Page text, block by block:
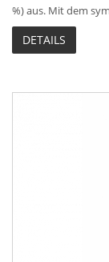
%) aus. Mit dem
DETAILS